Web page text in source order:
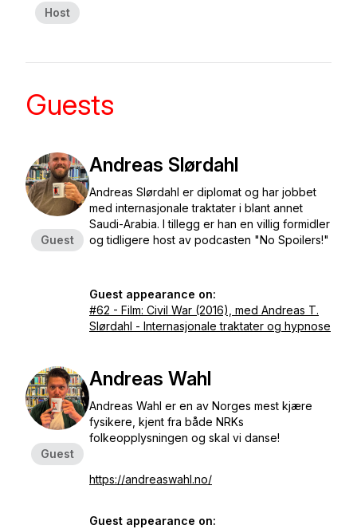
Host
Guests
Guest
Andreas Slørdahl
Andreas Slørdahl er diplomat og har jobbet
med internasjonale traktater i blant annet
Saudi-Arabia. I tillegg er han en villig formidler
og tidligere host av podcasten "No Spoilers!"
Guest appearance on:
#62 - Film: Civil War (2016), med Andreas T.
Slørdahl - Internasjonale traktater og hypnose
Guest
Andreas Wahl
Andreas Wahl er en av Norges mest kjære
fysikere, kjent fra både NRKs
folkeopplysningen og skal vi danse!
https://andreaswahl.no/
Guest appearance on: